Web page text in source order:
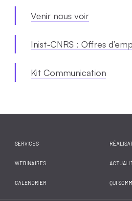
Venir nous voir
Inist-CNRS : Offres
Kit Communication
SERVICES
WEBINAIRES
CALENDRIER QUI